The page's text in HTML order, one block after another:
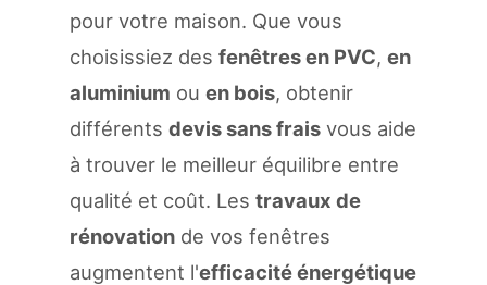
pour votre maison. Que vous
choisissiez des fenêtres en PVC, en
aluminium ou en bois, obtenir
différents devis sans frais vous aide
à trouver le meilleur équilibre entre
qualité et coût. Les travaux de
rénovation de vos fenêtres
augmentent l'efficacité énergétique